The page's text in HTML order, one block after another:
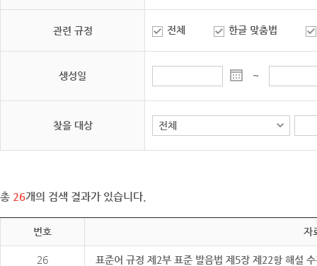
관련 규정 전체 한글 맞춤법
생성일 ~
찾을 대상
총 26개의 검색 결과가 있습니다.
번호 자
26 표준어 규정 제2부 표준 발음법 제5장 제22항 해설